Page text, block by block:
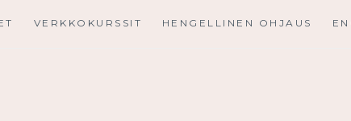
VERKKOKURSSIT HENGELLINEN OHJAUS